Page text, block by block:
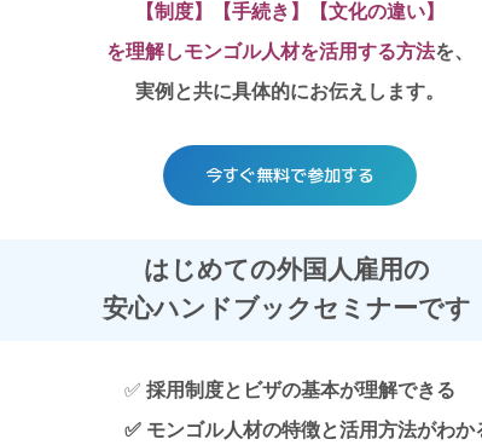
【制度】【手続き】【文化の違い】
を理解しモンゴル人材を活用する方法を、
実例と共に具体的にお伝えします。
今すぐ無料で参加する
はじめての外国人雇用の
安心ハンドブックセミナーです
✅ 採用制度とビザの基本が理解できる
✅ モンゴル人材の特徴と活用方法がわか